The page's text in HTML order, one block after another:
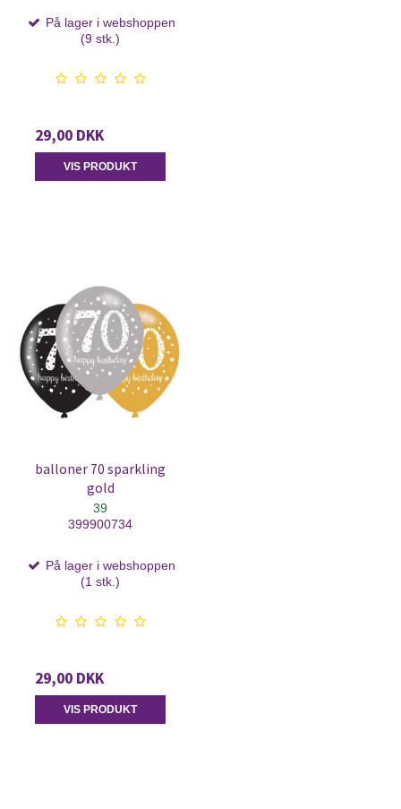
På lager i webshoppen
(9 stk.)
29,00 DKK
VIS PRODUKT
balloner 70 sparkling
gold
39
399900734
På lager i webshoppen
(1 stk.)
29,00 DKK
VIS PRODUKT